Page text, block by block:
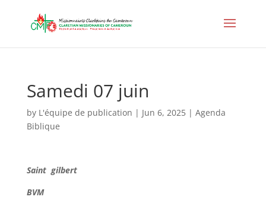
Samedi 07 juin
by L'équipe de publication | Jun 6, 2025| Agenda
Biblique
Saint gilbert
BVM